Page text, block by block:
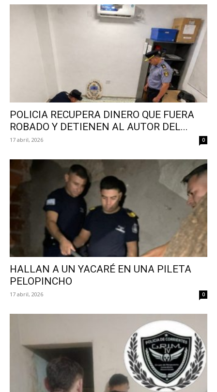
POLICIA RECUPERA DINERO QUE FUERA
ROBADO Y DETIENEN AL AUTOR DEL...
17 abril, 2026 0
HALLAN A UN YACARÉ EN UNA PILETA
PELOPINCHO
17 abril, 2026 0